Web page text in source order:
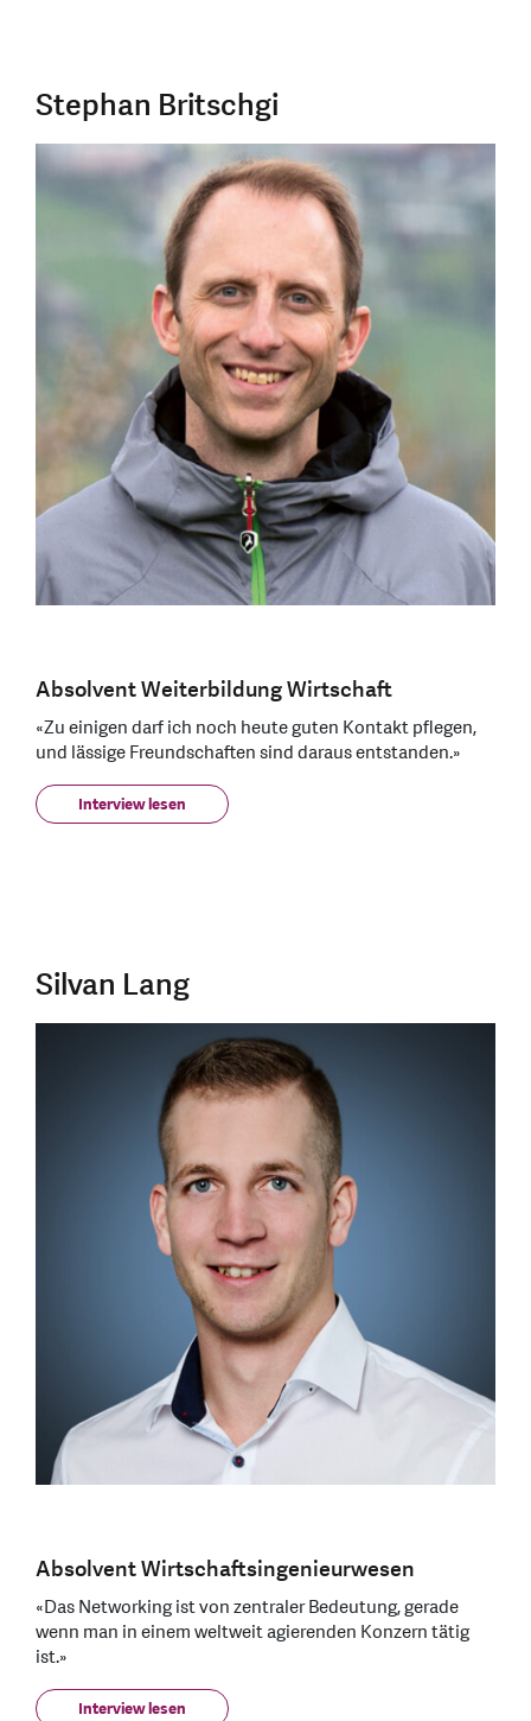
Stephan Britschgi
Absolvent Weiterbildung Wirtschaft
«Zu einigen darf ich noch heute guten Kontakt pflegen,
und lässige Freundschaften sind daraus entstanden.»
Interview lesen
Silvan Lang
Absolvent Wirtschaftsingenieurwesen
«Das Networking ist von zentraler Bedeutung, gerade
wenn man in einem weltweit agierenden Konzern tätig
ist.»
Interview lesen